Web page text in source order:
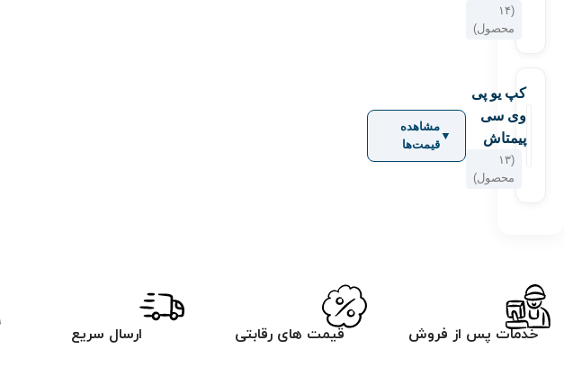
(۱۴
محصول)
کپ یو پی
وی سی
پیمتاش
(۱۳
محصول)
▼
مشاهده
قیمت‌ها
خدمات پس از فروش قیمت های رقابتی ارسال سریع